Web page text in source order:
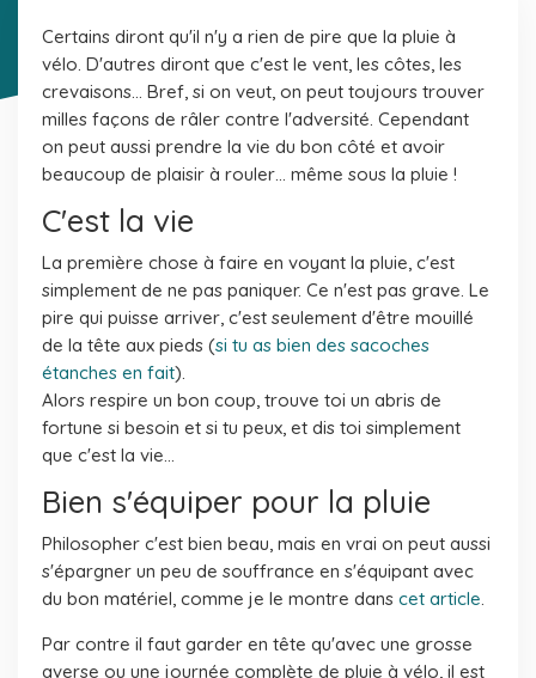
Certains diront qu'il n'y a rien de pire que la pluie à
vélo. D'autres diront que c'est le vent, les côtes, les
crevaisons… Bref, si on veut, on peut toujours trouver
milles façons de râler contre l'adversité. Cependant
on peut aussi prendre la vie du bon côté et avoir
beaucoup de plaisir à rouler… même sous la pluie !
C'est la vie
La première chose à faire en voyant la pluie, c'est
simplement de ne pas paniquer. Ce n'est pas grave. Le
pire qui puisse arriver, c'est seulement d'être mouillé
de la tête aux pieds (si tu as bien des sacoches
étanches en fait).
Alors respire un bon coup, trouve toi un abris de
fortune si besoin et si tu peux, et dis toi simplement
que c'est la vie...
Bien s'équiper pour la pluie
Philosopher c'est bien beau, mais en vrai on peut aussi
s'épargner un peu de souffrance en s'équipant avec
du bon matériel, comme je le montre dans cet article.
Par contre il faut garder en tête qu'avec une grosse
averse ou une journée complète de pluie à vélo, il est